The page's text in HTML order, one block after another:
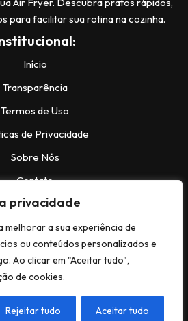
privacidade
melhorar a sua experiência de
ou conteúdos personalizados e
Ao clicar em "Aceitar tudo",
de cookies.
Rejeitar tudo Aceitar tudo
Air Fryer. Descubra pratos rápidos,
para facilitar sua rotina na cozinha.
Início
Transparência
Termos de Uso
de Privacidade
Sobre Nós
Contato
bela.receitas_/
NeveNews
2024,Todos os Direitos